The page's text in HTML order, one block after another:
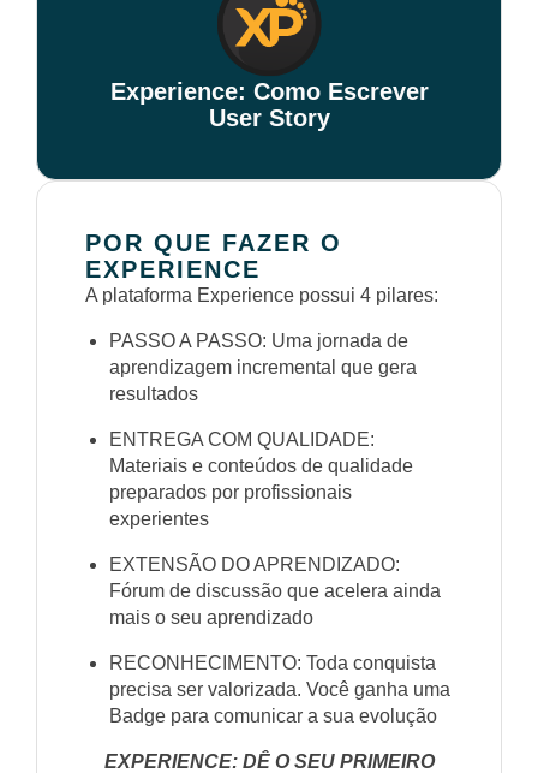
Experience: Como Escrever
User Story
POR QUE FAZER O
EXPERIENCE
A plataforma Experience possui 4 pilares:
PASSO A PASSO: Uma jornada de
aprendizagem incremental que gera
resultados
ENTREGA COM QUALIDADE:
Materiais e conteúdos de qualidade
preparados por profissionais
experientes
EXTENSÃO DO APRENDIZADO:
Fórum de discussão que acelera ainda
mais o seu aprendizado
RECONHECIMENTO: Toda conquista
precisa ser valorizada. Você ganha uma
Badge para comunicar a sua evolução
EXPERIENCE: DÊ O SEU PRIMEIRO